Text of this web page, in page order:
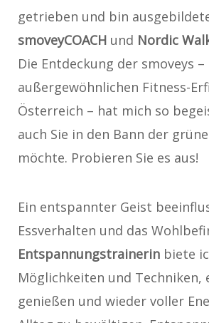
getrieben und bin
smoveyCOACH und Nordic
Die Entdeckung der smoveys –
außergewöhnlichen Fitness-
Österreich – hat mich so
auch Sie in den Bann der
möchte. Probieren Sie es aus!
Ein entspannter Geist
Essverhalten und das
Entspannungstrainerin biete
Möglichkeiten und Techniken,
genießen und wieder voller